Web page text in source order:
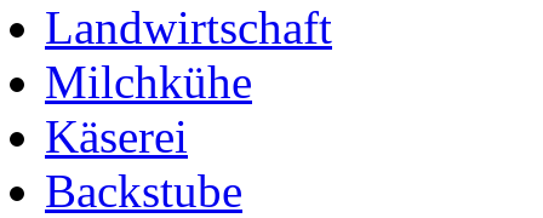
Landwirtschaft
Milchkühe
Käserei
Backstube